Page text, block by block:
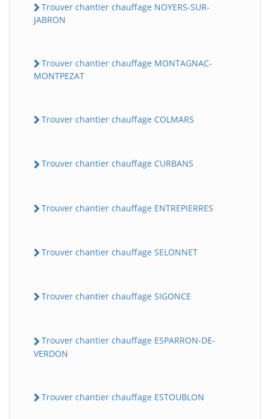
Trouver chantier chauffage NOYERS-SUR-
JABRON
Trouver chantier chauffage MONTAGNAC-
MONTPEZAT
Trouver chantier chauffage COLMARS
Trouver chantier chauffage CURBANS
Trouver chantier chauffage ENTREPIERRES
Trouver chantier chauffage SELONNET
Trouver chantier chauffage SIGONCE
Trouver chantier chauffage ESPARRON-DE-
VERDON
Trouver chantier chauffage ESTOUBLON